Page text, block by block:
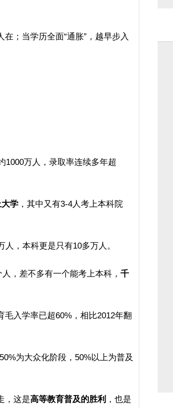
；当学历全面“通胀”，越早步入
1000万人，录取率连续多年超
学 ，其中又有3-4人考上本科院
，本科更是只有10多万人。
，差不多有一个能考上本科， 千
入学率已超60%，相比2012年翻
为大众化阶段，50%以上为普及
，这是高等教育普及的胜利 ，也是